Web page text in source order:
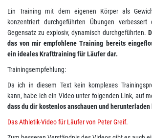
Ein Training mit dem eigenen Körper als
konzentriert durchgeführten Übungen
Gegensatz zu explosiv, dynamisch durchgeführten.
das von mir empfohlene Training bereits
ein ideales Krafttraining für Läufer dar.
Trainingsempfehlung:
Da ich in diesem Text kein komplexes
kann, habe ich ein Video unter folgenden Link, auf
dass du dir kostenlos anschauen und herunterladen
Das Athletik-Video für Läufer von Peter Greif.